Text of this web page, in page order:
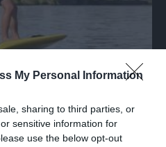
My Personal Information
sharing to third parties, or
sensitive information for
use the below opt-out